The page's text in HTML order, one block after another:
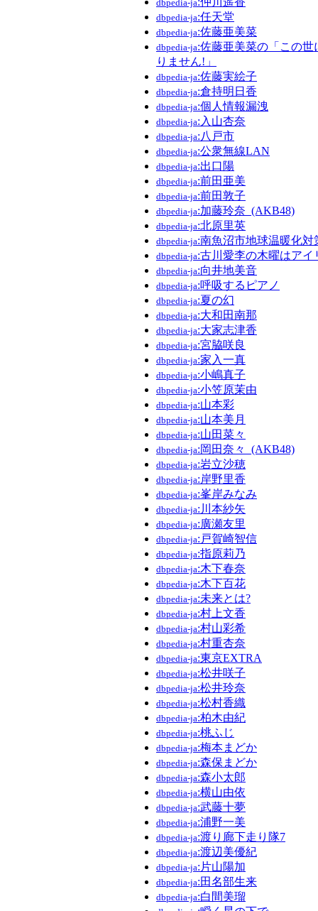
dbpedia-ja
dbpedia-ja:任天堂
dbpedia-ja:佐藤亜美菜
dbpedia-ja:佐藤亜美菜の「この世
りません!」
dbpedia-ja:佐藤実絵子
dbpedia-ja:倉持明日香
dbpedia-ja:個人情報漏洩
dbpedia-ja:入山杏奈
dbpedia-ja:八戸市
dbpedia-ja:公衆無線LAN
dbpedia-ja:出口陽
dbpedia-ja:前田亜美
dbpedia-ja:前田敦子
dbpedia-ja:加藤玲奈_(AKB48)
dbpedia-ja:北原里英
dbpedia-ja:南魚沼市地球温暖化対
dbpedia-ja:古川愛李の木曜はアイ
dbpedia-ja:向井地美音
dbpedia-ja:呼吸するピアノ
dbpedia-ja:夏の幻
dbpedia-ja:大和田南那
dbpedia-ja:大家志津香
dbpedia-ja:宮脇咲良
dbpedia-ja:家入一真
dbpedia-ja:小嶋真子
dbpedia-ja:小笠原茉由
dbpedia-ja:山本彩
dbpedia-ja:山本美月
dbpedia-ja:山田菜々
dbpedia-ja:岡田奈々_(AKB48)
dbpedia-ja:岩立沙穂
dbpedia-ja:岸野里香
dbpedia-ja:峯岸みなみ
dbpedia-ja:川本紗矢
dbpedia-ja:廣瀬友里
dbpedia-ja:戸賀崎智信
dbpedia-ja:指原莉乃
dbpedia-ja:木下春奈
dbpedia-ja:木下百花
dbpedia-ja:未来とは?
dbpedia-ja:村上文香
dbpedia-ja:村山彩希
dbpedia-ja:村重杏奈
dbpedia-ja:東京EXTRA
dbpedia-ja:松井咲子
dbpedia-ja:松井玲奈
dbpedia-ja:松村香織
dbpedia-ja:柏木由紀
dbpedia-ja:桃ふじ
dbpedia-ja:梅本まどか
dbpedia-ja:森保まどか
dbpedia-ja:森小太郎
dbpedia-ja:横山由依
dbpedia-ja:武藤十夢
dbpedia-ja:浦野一美
dbpedia-ja:渡り廊下走り隊7
dbpedia-ja:渡辺美優紀
dbpedia-ja:片山陽加
dbpedia-ja:田名部生来
dbpedia-ja:白間美瑠